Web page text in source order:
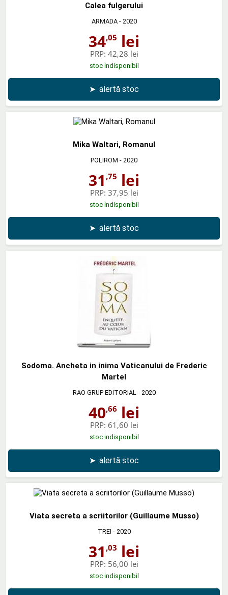
Calea fulgerului
ARMADA- 2020
34,05 lei
PRP: 42,28 lei
stoc indisponibil
➤ alertă stoc
Mika Waltari, Romanul
POLIROM - 2020
31 ,75 lei
PRP: 37,95 lei
stoc indisponibil
➤ alertă stoc
Sodoma. Ancheta in inima Vaticanului de Frederic
Martel
RAO GRUP EDITORIAL - 2020
40,66 lei
PRP: 61,60 lei
stoc indisponibil
➤ alertă stoc
Viata secreta a scriitorilor (Guillaume Musso)
TREI - 2020
31 ,03 lei
PRP: 56,00 lei
stoc indisponibil